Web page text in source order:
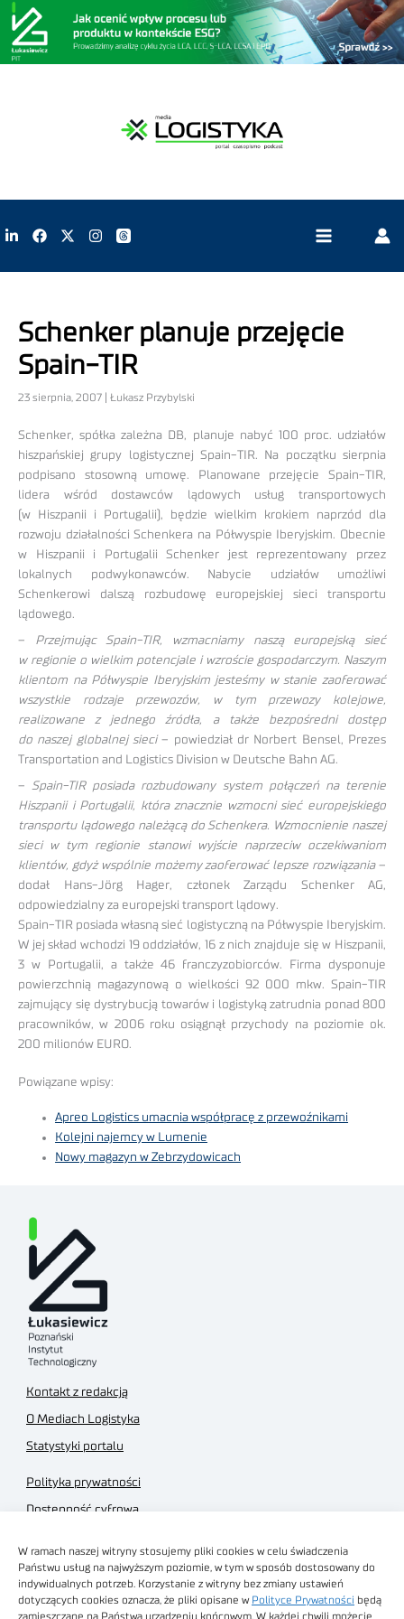
W ramach naszej witryny stosujemy pliki cookies w celu świadczenia
Państwu usług na najwyższym poziomie, w tym w sposób dostosowany do
indywidualnych potrzeb. Korzystanie z witryny bez zmiany ustawień
dotyczących cookies oznacza, że pliki opisane w Polityce Prywatności będą
zamieszczane na Państwa urządzeniu końcowym. W każdej chwili możecie
Schenker planuje przejęcie
Spain-TIR
23 sierpnia, 2007 | Łukasz Przybylski
Schenker, spółka zależna DB, planuje nabyć 100 proc. udziałów
hiszpańskiej grupy logistycznej Spain-TIR. Na początku sierpnia
podpisano stosowną umowę. Planowane przejęcie Spain-TIR,
lidera wśród dostawców lądowych usług transportowych
(w Hiszpanii i Portugalii), będzie wielkim krokiem naprzód dla
rozwoju działalności Schenkera na Półwyspie Iberyjskim. Obecnie
w Hiszpanii i Portugalii Schenker jest reprezentowany przez
lokalnych podwykonawców. Nabycie udziałów umożliwi
Schenkerowi dalszą rozbudowę europejskiej sieci transportu
lądowego.
– Przejmując Spain-TIR, wzmacniamy naszą europejską sieć
w regionie o wielkim potencjale i wzroście gospodarczym. Naszym
klientom na Półwyspie Iberyjskim jesteśmy w stanie zaoferować
wszystkie rodzaje przewozów, w tym przewozy kolejowe,
realizowane z jednego źródła, a także bezpośredni dostęp
do naszej globalnej sieci– powiedział dr Norbert Bensel, Prezes
Transportation and Logistics Division w Deutsche Bahn AG.
–
Spain-TIR posiada rozbudowany system połączeń na terenie
Hiszpanii i Portugalii, która znacznie wzmocni sieć europejskiego
transportu lądowego należącą do Schenkera. Wzmocnienie naszej
sieci w tym regionie stanowi wyjście naprzeciw oczekiwaniom
klientów, gdyż wspólnie możemy zaoferować lepsze rozwiązania–
dodał Hans-Jörg Hager, członek Zarządu Schenker AG,
odpowiedzialny za europejski transport lądowy.
Spain-TIR posiada własną sieć logistyczną na Półwyspie Iberyjskim.
W jej skład wchodzi 19 oddziałów, 16 z nich znajduje się w Hiszpanii,
3 w Portugalii, a także 46 franczyzobiorców. Firma dysponuje
powierzchnią magazynową o wielkości 92 000 mkw. Spain-TIR
zajmujący się dystrybucją towarów i logistyką zatrudnia ponad 800
pracowników, w 2006 roku osiągnął przychody na poziomie ok.
200 milionów EURO.
Powiązane wpisy:
Apreo Logistics umacnia współpracę z przewoźnikami
Kolejni najemcy w Lumenie
Nowy magazyn w Zebrzydowicach
Kontakt z redakcją
O Mediach Logistyka
Statystyki portalu
Polityka prywatności
Dostępność cyfrowa
Regulamin sklepu